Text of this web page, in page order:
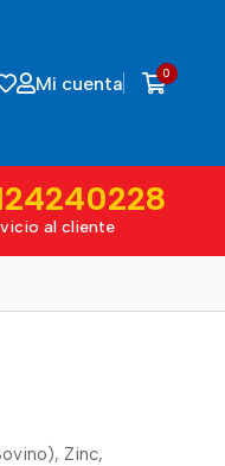
Mi cuenta 0
al cliente
Zinc,